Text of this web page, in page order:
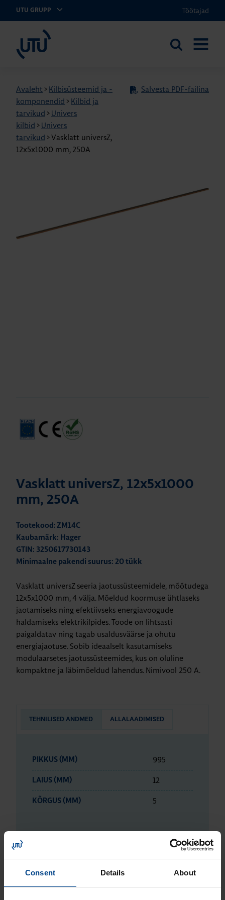
Consent Details About
UTU GRUPP Töötajad
Otsi
Avaleht > Kilbisüsteemid ja -
komponendid > Kilbid ja
tarvikud > Univers
kilbid > Univers
tarvikud >Vasklatt universZ,
12x5x1000 mm, 250A
Salvesta PDF-failina
Vasklatt universZ, 12x5x1000
mm, 250A
Tootekood: ZM14C
Kaubamärk: Hager
GTIN: 3250617730143
Minimaalne pakendi suurus: 20 tükk
Vasklatt universZ seeria jaotussüsteemidele, mõõtudega
12x5x1000 mm, 4 välja. Mõeldud koormuse ühtlaseks
jaotamiseks ning efektiivseks energiavoogude
haldamiseks elektrikilpides. Toode on lihtsasti
paigaldatav ning tagab usaldusväärse ja ohutu
energiajaotuse. Sobib ideaalselt kasutamiseks
modulaarsetes jaotussüsteemides, kus on oluline
kompaktne ja läbimõeldud lahendus. Nimivool 250 A.
TEHNILISED ANDMED ALLALAADIMISED
PIKKUS (MM) 995
LAIUS (MM) 12
KÕRGUS (MM) 5
LOGISTIKAANDMED